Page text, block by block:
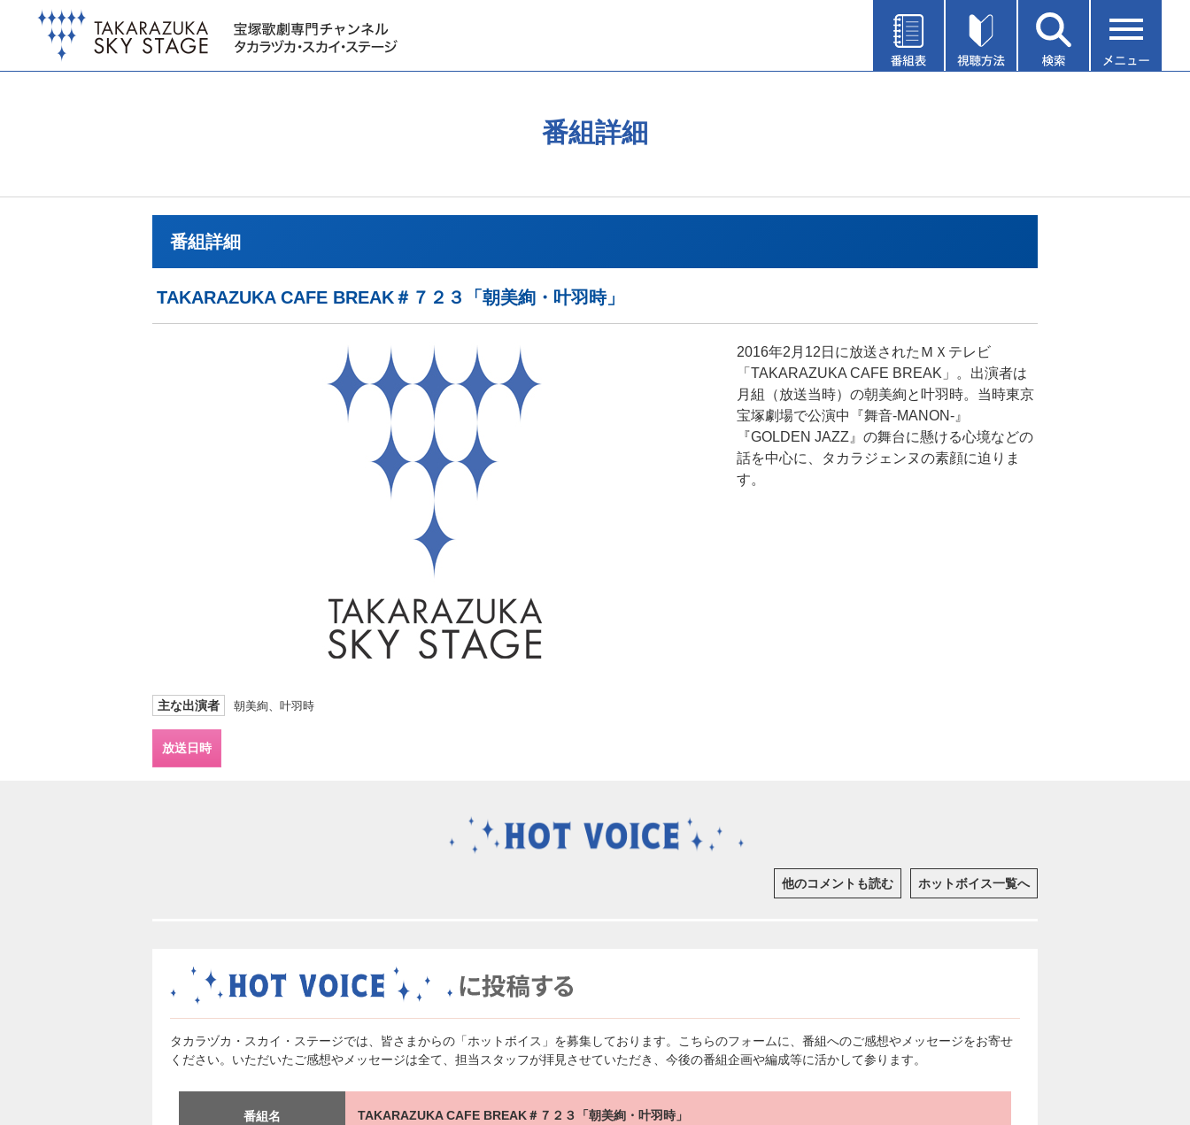
番組詳細
番組詳細
TAKARAZUKA CAFE BREAK＃７２３「朝美絢・叶羽時」
2016年2月12日に放送されたＭＸテレビ
「TAKARAZUKA CAFE BREAK」。出演者は
月組（放送当時）の朝美絢と叶羽時。当時東京
宝塚劇場で公演中『舞音-MANON-』
『GOLDEN JAZZ』の舞台に懸ける心境などの
話を中心に、タカラジェンヌの素顔に迫りま
す。
主な出演者 朝美絢、叶羽時
放送日時
他のコメントも読む ホットボイス一覧へ
タカラヅカ・スカイ・ステージでは、皆さまからの「ホットボイス」を募集しております。こちらのフォームに、番組へのご感想やメッセージをお寄せ
ください。いただいたご感想やメッセージは全て、担当スタッフが拝見させていただき、今後の番組企画や編成等に活かして参ります。
番組名 TAKARAZUKA CAFE BREAK＃７２３「朝美絢・叶羽時」